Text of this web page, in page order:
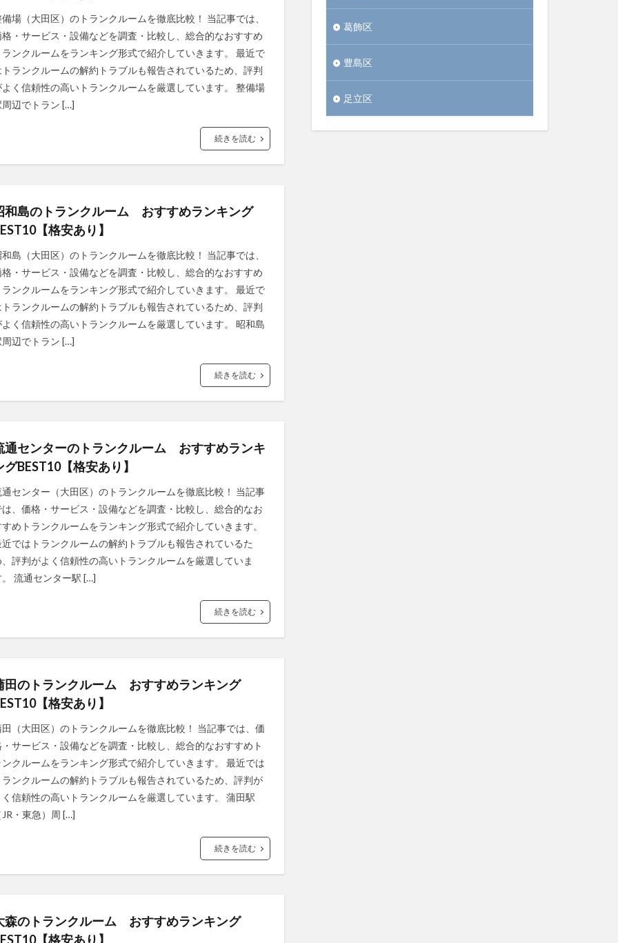
場（大田区）のトランクルームを徹底比較！ 当記事では、
格・サービス・設備などを調査・比較し、総合的なおすすめ
ランクルームをランキング形式で紹介していきます。 最近で
トランクルームの解約トラブルも報告されているため、評判
よく信頼性の高いトランクルームを厳選しています。 整備場
周辺でトラン […]
続きを読む
和島のトランクルーム おすすめランキング
【格安あり】
島（大田区）のトランクルームを徹底比較！ 当記事では、
格・サービス・設備などを調査・比較し、総合的なおすすめ
ランクルームをランキング形式で紹介していきます。 最近で
トランクルームの解約トラブルも報告されているため、評判
よく信頼性の高いトランクルームを厳選しています。 昭和島
周辺でトラン […]
続きを読む
通センターのトランクルーム おすすめランキ
グBEST10【格安あり】
通センター（大田区）のトランクルームを徹底比較！ 当記事
は、価格・サービス・設備などを調査・比較し、総合的なお
めトランクルームをランキング形式で紹介していきます。
近ではトランクルームの解約トラブルも報告されているた
、評判がよく信頼性の高いトランクルームを厳選していま
。 流通センター駅 […]
続きを読む
田のトランクルーム おすすめランキング
【格安あり】
田（大田区）のトランクルームを徹底比較！ 当記事では、価
・サービス・設備などを調査・比較し、総合的なおすすめト
ンクルームをランキング形式で紹介していきます。 最近では
ランクルームの解約トラブルも報告されているため、評判が
く信頼性の高いトランクルームを厳選しています。 蒲田駅
JR・東急）周 […]
続きを読む
森のトランクルーム おすすめランキング
【格安あり】
葛飾区
豊島区
足立区